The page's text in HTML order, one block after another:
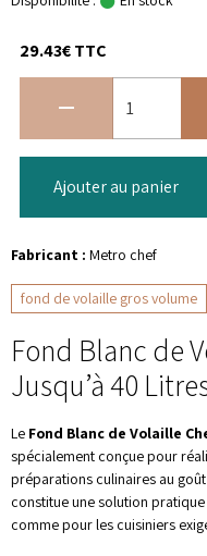
29.43€ TTC
Ajouter au panier
Fabricant : Metro chef
fond de volaille gros volume
Fond Blanc de
Jusqu’à 40
Le Fond Blanc de Volaille
spécialement conçue pour
préparations culinaires au
constitue une solution
comme pour les cuisiniers